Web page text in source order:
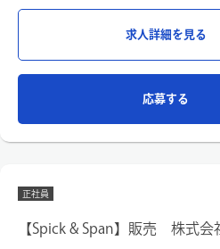
また、経験とスキルおよび、
店舗環境に応じて役割担当を命じるこ
「人と接することが好きな、笑顔が素
「お洋服の知識はないけれど、アパレ
い方」
求人詳細を見る
応募する
正社員
【Spick & Span】販売 株式会